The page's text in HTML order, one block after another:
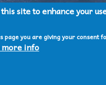
site to enhance your
page you are giving your consent
more info